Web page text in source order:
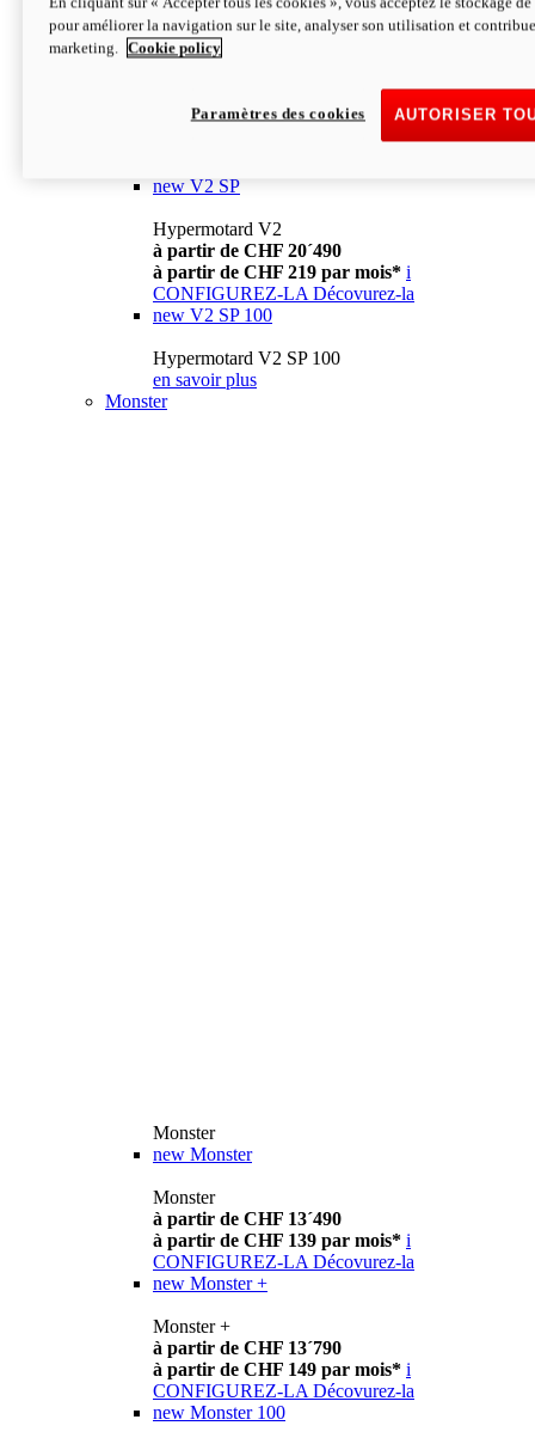
à partir de CHF 13´990 i
CONFIGUREZ-LA Décovurez-la
newV2
à partir de CHF 15´990
à partir de CHF 169 par mois* i
new V2 SP
Hypermotard V2
à partir de CHF 20´490
à partir de CHF 219 par mois* i
CONFIGUREZ-LA Décovurez-la
new V2 SP 100
Hypermotard V2 SP 100
en savoir plus
Monster
Monster
new Monster
Monster
à partir de CHF 13´490
à partir de CHF 139 par mois* i
CONFIGUREZ-LA Décovurez-la
new Monster +
Monster +
à partir de CHF 13´790
à partir de CHF 149 par mois* i
CONFIGUREZ-LA Décovurez-la
new Monster 100
pour améliorer la navigation sur le site, analyser son utilisation et
marketing.
Cookie policy
AUTORISER
Paramètres des cookies